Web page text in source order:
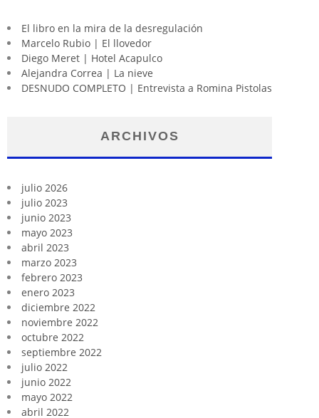
El libro en la mira de la desregulación
Marcelo Rubio | El llovedor
Diego Meret | Hotel Acapulco
Alejandra Correa | La nieve
DESNUDO COMPLETO | Entrevista a Romina Pistolas
ARCHIVOS
julio 2026
julio 2023
junio 2023
mayo 2023
abril 2023
marzo 2023
febrero 2023
enero 2023
diciembre 2022
noviembre 2022
octubre 2022
septiembre 2022
julio 2022
junio 2022
mayo 2022
abril 2022